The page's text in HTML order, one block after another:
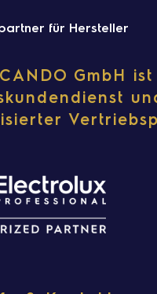
für Hersteller
GmbH